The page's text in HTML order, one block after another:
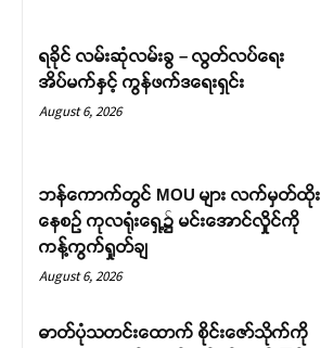
ရခိုင် လမ်းဆုံလမ်းခွ – လွတ်လပ်ရေး
အိပ်မက်နှင့် ကွန်ဖက်ဒရေးရှင်း
August 6, 2026
ဘန်ကောက်တွင် MOU များ လက်မှတ်ထိုး
နေစဉ် ကုလရုံးရှေ့၌ မင်းအောင်လှိုင်ကို
ကန့်ကွက်ရှုတ်ချ
August 6, 2026
ဓာတ်ပုံသတင်းထောက် စိုင်းဇော်သိုက်ကို